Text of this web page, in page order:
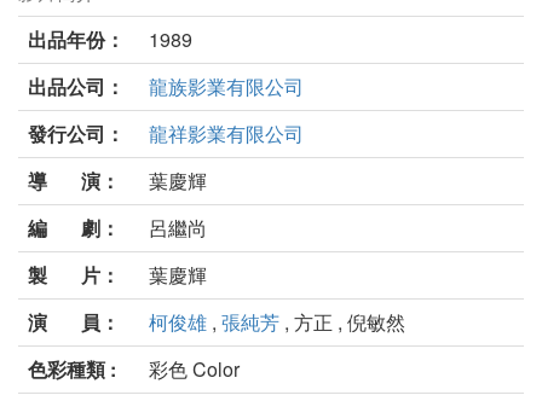
出品年份：
1989
出品公司：
龍族影業有限公司
發行公司：
龍祥影業有限公司
導 演：
葉慶輝
編 劇：
呂繼尚
製 片：
葉慶輝
演 員：
柯俊雄 , 張純芳 , 方正 , 倪敏然
色彩種類 :
彩色 Color